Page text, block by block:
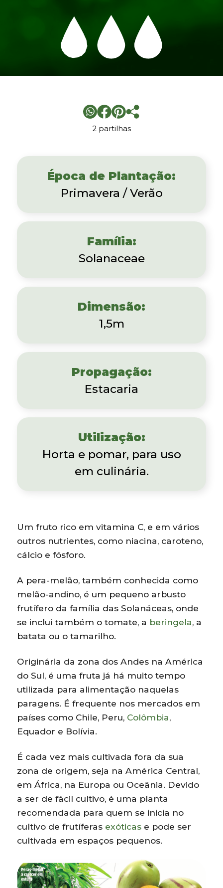
2 partilhas
Época de Plantação:
Primavera / Verão
Família:
Solanaceae
Dimensão:
1,5m
Propagação:
Estacaria
Utilização:
Horta e pomar, para uso
em culinária.
Um fruto rico em vitamina C, e em vários
outros nutrientes, como niacina, caroteno,
cálcio e fósforo.
A pera-melão, também conhecida como
melão-andino, é um pequeno arbusto
frutífero da família das Solanáceas, onde
se inclui também o tomate, a beringela, a
batata ou o tamarilho.
Originária da zona dos Andes na América
do Sul, é uma fruta já há muito tempo
utilizada para alimentação naquelas
paragens. É frequente nos mercados em
países como Chile, Peru, Colômbia,
Equador e Bolívia.
É cada vez mais cultivada fora da sua
zona de origem, seja na América Central,
em África, na Europa ou Oceânia. Devido
a ser de fácil cultivo, é uma planta
recomendada para quem se inicia no
cultivo de frutíferas exóticas e pode ser
cultivada em espaços pequenos.